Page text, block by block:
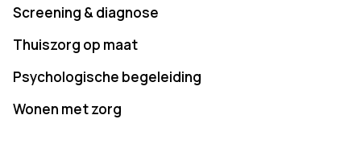
Screening & diagnose
Thuiszorg op maat
Psychologische begeleiding
Wonen met zorg